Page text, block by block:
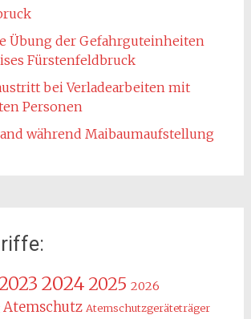
Übung der Gefahrguteinheiten
Fürstenfeldbruck
bei Verladearbeiten mit
Personen
während Maibaumaufstellung
2024 2025 2026
Atemschutz Atemschutzgeräteträger